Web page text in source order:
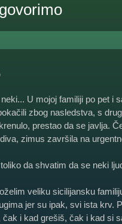
U mojoj familiji po pet i
zbog nasledstva, s
prestao da se javlja.
zimus završila na
da shvatim da se neki
veliku sicilijansku
jer su ipak, svi ista krv.
i kad grešiš, čak i kad si